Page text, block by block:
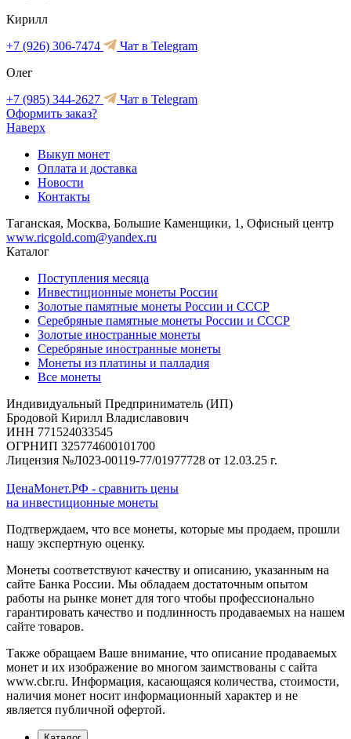
Кирилл
+7 (926) 306-7474
Чат в Telegram
Олег
+7 (985) 344-2627
Чат в Telegram
Оформить заказ?
Наверх
Выкуп монет
Оплата и доставка
Новости
Контакты
Таганская, Москва, Большие Каменщики, 1, Офисный центр
www.ricgold.com@yandex.ru
Каталог
Поступления месяца
Инвестиционные монеты России
Золотые памятные монеты России и СССР
Серебряные памятные монеты России и СССР
Золотые иностранные монеты
Серебряные иностранные монеты
Монеты из платины и палладия
Все монеты
Индивидуальный Предприниматель (ИП)
Бродовой Кирилл Владиславович
ИНН 771524033545
ОГРНИП 325774600101700
Лицензия №Л023-00119-77/01977728 от 12.03.25 г.
ЦенаМонет.РФ - сравнить цены
на инвестиционные монеты
Подтверждаем, что все монеты, которые мы продаем, прошли
нашу экспертную оценку.
Монеты соответствуют качеству и описанию, указанным на
сайте Банка России. Мы обладаем достаточным опытом
работы на рынке монет для того чтобы профессионально
гарантировать качество и подлинность продаваемых на нашем
сайте товаров.
Также обращаем Ваше внимание, что описание продаваемых
монет и их изображение во многом заимствованы с сайта
www.cbr.ru. Информация, касающаяся количества, стоимости,
наличия монет носит информационный характер и не
является публичной офертой.